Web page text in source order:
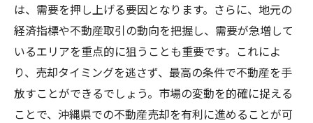
は、需要を押し上げる要因となります。さらに、地元の
経済指標や不動産取引の動向を把握し、需要が急増して
いるエリアを重点的に狙うことも重要です。これによ
り、売却タイミングを逃さず、最高の条件で不動産を手
放すことができるでしょう。市場の変動を的確に捉える
ことで、沖縄県での不動産売却を有利に進めることが可